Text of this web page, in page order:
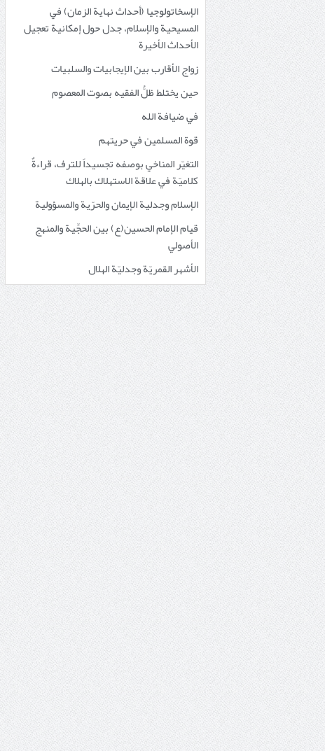
الإسخاتولوجيا (أحداث نهاية الزمان) في
المسيحية والإسلام، جدل حول إمكانية تعجيل
الأحداث الأخيرة
زواج الأقارب بين الإيجابيات والسلبيات
حين يختلط ظلُّ الفقيه بصوت المعصوم
في ضيافة الله
قوة المسلمين في حريتهم
التغيّر المناخي بوصفه تجسيداً للترف، قراءةٌ
كلاميّة في علاقة الاستهلاك بالهلاك
الإسلام وجدلية الإيمان والحرّية والمسؤولية
قيام الإمام الحسين(ع) بين الحجِّية والمنهج
الأصولي
الأشهر القمريّة وجدليّة الهلال